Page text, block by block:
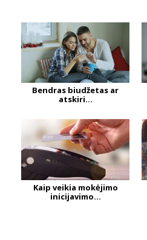
Bendras biudžetas ar
atskiri...
Kaip veikia mokėjimo
inicijavimo...